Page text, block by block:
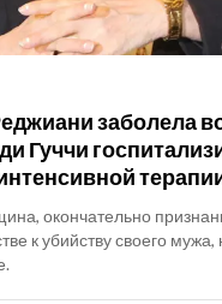
заболела
Гуччи
окончательно
к убийству своего